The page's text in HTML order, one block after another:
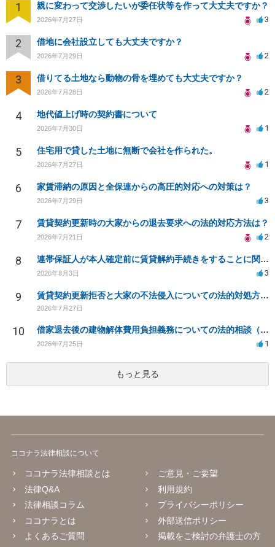
1 親に変わって交渉したいが委任状等を作って大丈夫ですか？
2026年7月27日 3
2 借地に会社設立しても大丈夫ですか？
2026年7月29日 2
3 借りてる土地なら動物の骨を埋めても大丈夫ですか？
2026年7月28日 2
4 地代値上げ時の契約書について
2026年7月30日 1
5 住宅用で貸した土地に無断で会社を作られた。
2026年7月27日 1
6 家賃滞納の原因と全保連からの高圧的対応への対策は？
2026年7月29日 3
7 賃貸契約更新時の大家からの退去要求への法的対応方法は？
2026年7月21日 2
8 連帯保証人が本人確定前に賃貸解約手続きをすることに関して
2026年8月3日 3
9 賃貸契約更新拒否と大家の不法侵入についての法的対処方法は？
2026年7月27日
10 借家退去後の建物解体費用負担義務についての法的相談（補足説明修正）
2026年7月25日 1
もっと見る
ココナラ法律相談について
ココナラ法律相談とは
法律Q&A
法律相談コラム
ココナラとは
よくあるご質問
ご意見・ご要望
利用規約
プライバシーポリシー
外部送信ポリシー
掲載をご検討の弁護士の方